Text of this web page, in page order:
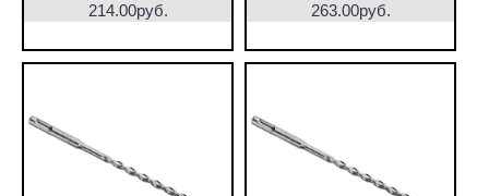
214.00руб. 263.00руб.